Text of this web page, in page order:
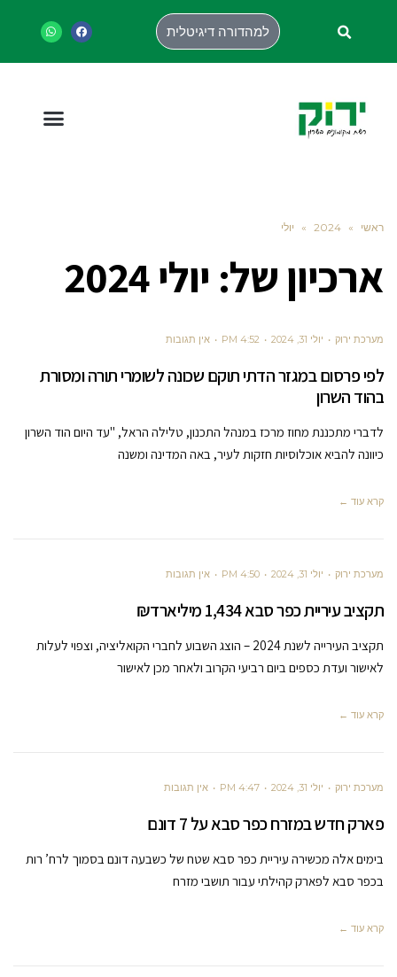
למהדורה דיגיטלית
ראשי »
2024
» יולי
ארכיון של: יולי 2024
מערכת ירוק יולי 31, 2024 4:52 PM אין תגובות
לפי פרסום במגזר הדתי תוקם שכונה לשומרי תורה ומסורת
בהוד השרון
לדברי מתכננת מחוז מרכז במנהל התכנון, טלילה הראל, "עד היום הוד השרון
כיוונה להביא אוכלוסיות חזקות לעיר, באה המדינה ומשנה
קרא עוד ←
מערכת ירוק יולי 31, 2024 4:50 PM אין תגובות
תקציב עיריית כפר סבא 1,434 מיליארד₪
תקציב העירייה לשנת 2024 – הוצג השבוע לחברי הקואליציה, וצפוי לעלות
לאישור ועדת כספים ביום רביעי הקרוב ולאחר מכן לאישור
קרא עוד ←
מערכת ירוק יולי 31, 2024 4:47 PM אין תגובות
פארק חדש במזרח כפר סבא על 7 דונם
בימים אלה מכשירה עיריית כפר סבא שטח של כשבעה דונם בסמוך לרח’ רות
בכפר סבא לפארק קהילתי עבור תושבי מזרח
קרא עוד ←